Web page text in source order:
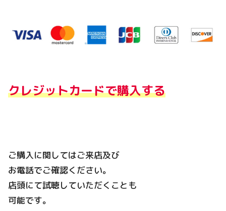
クレジットカードで購入する
ご購入に関してはご来店及び
お電話でご確認ください。
店頭にて試聴していただくことも
可能です。